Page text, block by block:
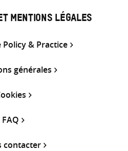
MENTIONS LÉGALES
& Practice
générales
FAQ
contacter